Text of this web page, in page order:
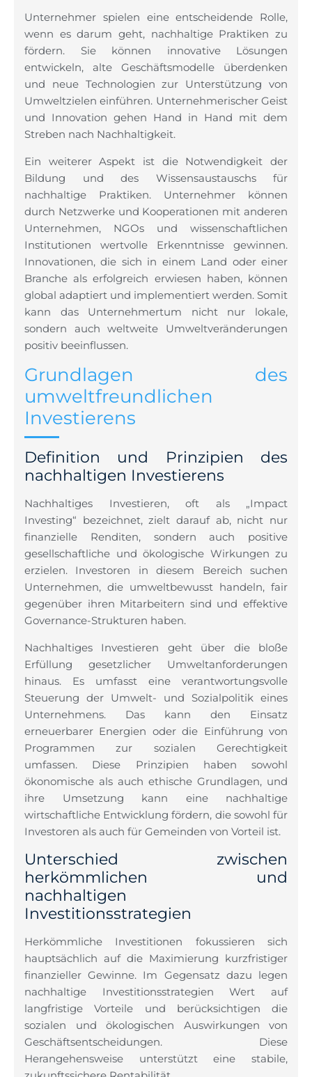
Unternehmer spielen eine entscheidende Rolle,
wenn es darum geht, nachhaltige Praktiken zu
fördern. Sie können innovative Lösungen
entwickeln, alte Geschäftsmodelle überdenken
und neue Technologien zur Unterstützung von
Umweltzielen einführen. Unternehmerischer Geist
und Innovation gehen Hand in Hand mit dem
Streben nach Nachhaltigkeit.
Ein weiterer Aspekt ist die Notwendigkeit der
Bildung und des Wissensaustauschs für
nachhaltige Praktiken. Unternehmer können
durch Netzwerke und Kooperationen mit anderen
Unternehmen, NGOs und wissenschaftlichen
Institutionen wertvolle Erkenntnisse gewinnen.
Innovationen, die sich in einem Land oder einer
Branche als erfolgreich erwiesen haben, können
global adaptiert und implementiert werden. Somit
kann das Unternehmertum nicht nur lokale,
sondern auch weltweite Umweltveränderungen
positiv beeinflussen.
Grundlagen des
umweltfreundlichen
Investierens
Definition und Prinzipien des
nachhaltigen Investierens
Nachhaltiges Investieren, oft als „Impact
Investing“ bezeichnet, zielt darauf ab, nicht nur
finanzielle Renditen, sondern auch positive
gesellschaftliche und ökologische Wirkungen zu
erzielen. Investoren in diesem Bereich suchen
Unternehmen, die umweltbewusst handeln, fair
gegenüber ihren Mitarbeitern sind und effektive
Governance-Strukturen haben.
Nachhaltiges Investieren geht über die bloße
Erfüllung gesetzlicher Umweltanforderungen
hinaus. Es umfasst eine verantwortungsvolle
Steuerung der Umwelt- und Sozialpolitik eines
Unternehmens. Das kann den Einsatz
erneuerbarer Energien oder die Einführung von
Programmen zur sozialen Gerechtigkeit
umfassen. Diese Prinzipien haben sowohl
ökonomische als auch ethische Grundlagen, und
ihre Umsetzung kann eine nachhaltige
wirtschaftliche Entwicklung fördern, die sowohl für
Investoren als auch für Gemeinden von Vorteil ist.
Unterschied zwischen
herkömmlichen und
nachhaltigen
Investitionsstrategien
Herkömmliche Investitionen fokussieren sich
hauptsächlich auf die Maximierung kurzfristiger
finanzieller Gewinne. Im Gegensatz dazu legen
nachhaltige Investitionsstrategien Wert auf
langfristige Vorteile und berücksichtigen die
sozialen und ökologischen Auswirkungen von
Geschäftsentscheidungen. Diese
Herangehensweise unterstützt eine stabile,